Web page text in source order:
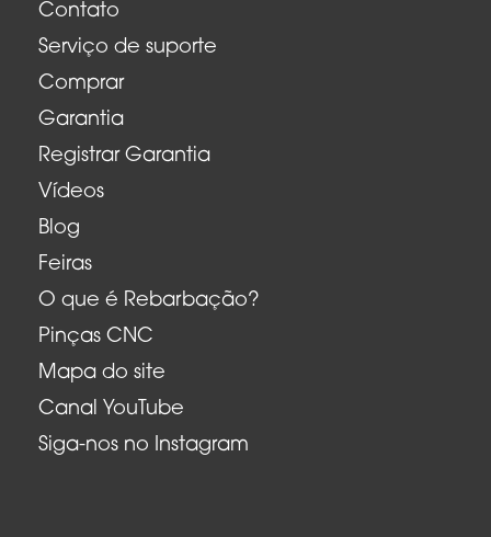
Contato
Serviço de suporte
Comprar
Garantia
Registrar Garantia
Vídeos
Blog
Feiras
O que é Rebarbação?
Pinças CNC
Mapa do site
Canal YouTube
Siga-nos no Instagram